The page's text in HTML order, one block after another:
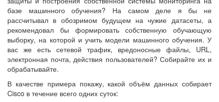
базе машинного обучения? На самом деле я бы не
рассчитывал в обозримом будущем на чужие датасеты, а
рекомендовал бы формировать собственную обучающую
выборку, на которой и учить модели машинного обучения. У
вас же есть сетевой трафик, вредоносные файлы, URL,
электронная почта, действия пользователей? Собирайте их и
обрабатывайте.
В качестве примера покажу, какой объём данных собирает
Cisco в течение всего одних суток: